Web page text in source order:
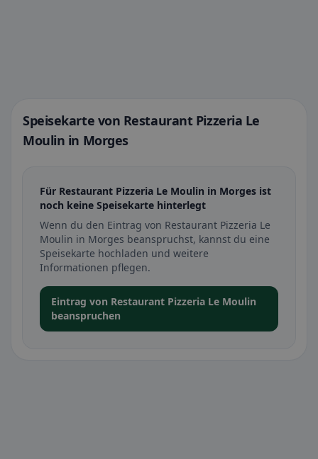
Speisekarte von Restaurant Pizzeria Le
Moulin in Morges
Für Restaurant Pizzeria Le Moulin in Morges ist
noch keine Speisekarte hinterlegt
Wenn du den Eintrag von Restaurant Pizzeria Le
Moulin in Morges beanspruchst, kannst du eine
Speisekarte hochladen und weitere
Informationen pflegen.
Eintrag von Restaurant Pizzeria Le Moulin
beanspruchen